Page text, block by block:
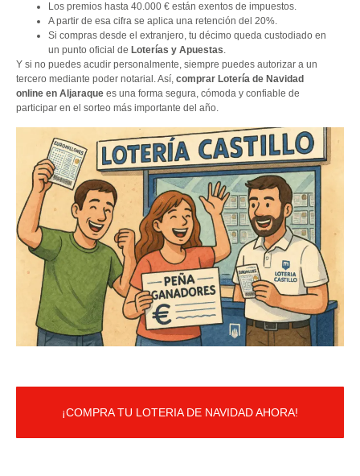
Los premios hasta 40.000 € están exentos de impuestos.
A partir de esa cifra se aplica una retención del 20%.
Si compras desde el extranjero, tu décimo queda custodiado en
un punto oficial de Loterías y Apuestas.
Y si no puedes acudir personalmente, siempre puedes autorizar a un
tercero mediante poder notarial. Así, comprar Lotería de Navidad
online en Aljaraque es una forma segura, cómoda y confiable de
participar en el sorteo más importante del año.
¡COMPRA TU LOTERIA DE NAVIDAD AHORA!